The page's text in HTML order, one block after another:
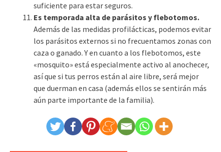
suficiente para estar seguros.
Es temporada alta de parásitos y flebotomos.
Además de las medidas profilácticas, podemos evitar
los parásitos externos si no frecuentamos zonas con
caza o ganado. Y en cuanto a los flebotomos, este
«mosquito» está especialmente activo al anochecer,
así que si tus perros están al aire libre, será mejor
que duerman en casa (además ellos se sentirán más
aún parte importante de la familia).